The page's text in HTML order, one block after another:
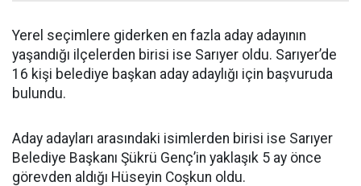
Yerel seçimlere giderken en fazla aday adayının
yaşandığı ilçelerden birisi ise Sarıyer oldu. Sarıyer’de
16 kişi belediye başkan aday adaylığı için başvuruda
bulundu.
Aday adayları arasındaki isimlerden birisi ise Sarıyer
Belediye Başkanı Şükrü Genç’in yaklaşık 5 ay önce
görevden aldığı Hüseyin Coşkun oldu.